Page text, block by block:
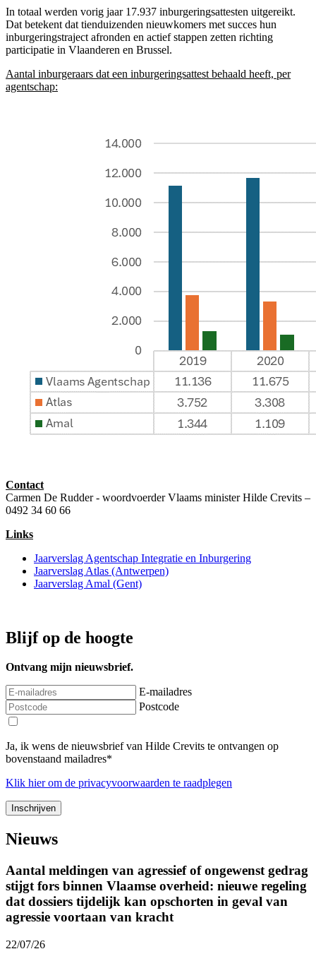
In totaal werden vorig jaar 17.937 inburgeringsattesten uitgereikt.
Dat betekent dat tienduizenden nieuwkomers met succes hun
inburgeringstraject afronden en actief stappen zetten richting
participatie in Vlaanderen en Brussel.
Aantal inburgeraars dat een inburgeringsattest behaald heeft, per
agentschap:
Contact
Carmen De Rudder - woordvoerder Vlaams minister Hilde Crevits –
0492 34 60 66
Links
Jaarverslag Agentschap Integratie en Inburgering
Jaarverslag Atlas (Antwerpen)
Jaarverslag Amal (Gent)
Blijf op de hoogte
Ontvang mijn nieuwsbrief.
E-mailadres
Postcode
Ja, ik wens de nieuwsbrief van Hilde Crevits te ontvangen op
bovenstaand mailadres*
Klik hierom de privacyvoorwaarden te raadplegen
Nieuws
Aantal meldingen van agressief of ongewenst gedrag
stijgt fors binnen Vlaamse overheid: nieuwe regeling
dat dossiers tijdelijk kan opschorten in geval van
agressie voortaan van kracht
22/07/26